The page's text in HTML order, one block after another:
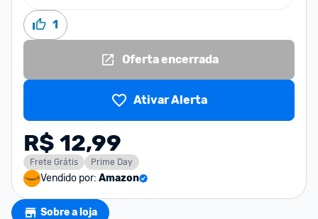
1
Oferta encerrada
Ativar Alerta
R$ 12,99
Frete Grátis Prime Day
Vendido por: Amazon
Sobre a loja